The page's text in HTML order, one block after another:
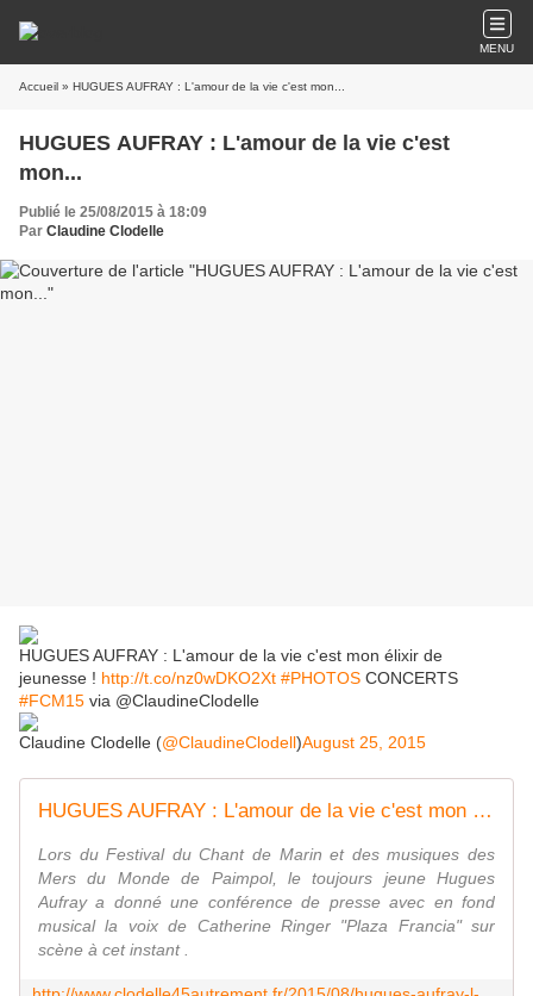
MENU
Accueil » HUGUES AUFRAY : L'amour de la vie c'est mon...
HUGUES AUFRAY : L'amour de la vie c'est
mon...
Publié le 25/08/2015 à 18:09
Par Claudine Clodelle
HUGUES AUFRAY : L'amour de la vie c'est mon élixir de
jeunesse ! http://t.co/nz0wDKO2Xt #PHOTOS CONCERTS
#FCM15 via @ClaudineClodelle
Claudine Clodelle (@ClaudineClodell)August 25, 2015
HUGUES AUFRAY : L'amour de la vie c'est mon élixir de jeunesse ! - VIVRE AUTREMENT VOS LOISIRS avec Clodelle
Lors du Festival du Chant de Marin et des musiques des
Mers du Monde de Paimpol, le toujours jeune Hugues
Aufray a donné une conférence de presse avec en fond
musical la voix de Catherine Ringer "Plaza Francia" sur
scène à cet instant .